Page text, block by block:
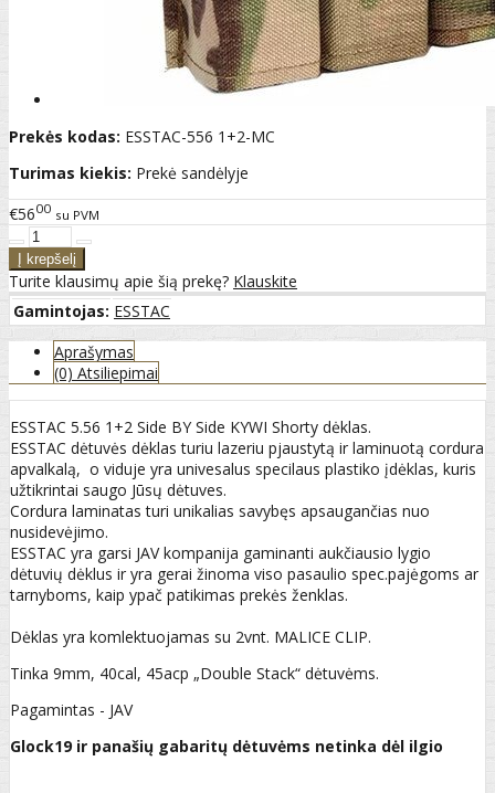
Prekės kodas: ESSTAC-556 1+2-MC
Turimas kiekis: Prekė sandėlyje
€5600 su PVM
Turite klausimų apie šią prekę? Klauskite
Gamintojas: ESSTAC
Aprašymas
(0) Atsiliepimai
ESSTAC 5.56 1+2 Side BY Side KYWI Shorty dėklas.
ESSTAC dėtuvės dėklas turiu lazeriu pjaustytą ir laminuotą cordura
apvalkalą, o viduje yra univesalus specilaus plastiko įdėklas, kuris
užtikrintai saugo Jūsų dėtuves.
Cordura laminatas turi unikalias savybęs apsaugančias nuo
nusidevėjimo.
ESSTAC yra garsi JAV kompanija gaminanti aukčiausio lygio
dėtuvių dėklus ir yra gerai žinoma viso pasaulio spec.pajėgoms ar
tarnyboms, kaip ypač patikimas prekės ženklas.
Dėklas yra komlektuojamas su 2vnt. MALICE CLIP.
Tinka 9mm, 40cal, 45acp „Double Stack“ dėtuvėms.
Pagamintas - JAV
Glock19 ir panašių gabaritų dėtuvėms netinka dėl ilgio